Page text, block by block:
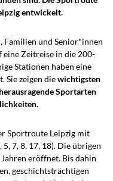
entwickelt.
und Senior*innen
eine Zeitreise in die 200-
Stationen haben eine
Sie zeigen diewichtigsten
Sportarten
Sportroute Leipzig mit
5, 7, 8, 17, 18). Die übrigen
eröffnet. Bis dahin
geschichtsträchtigen